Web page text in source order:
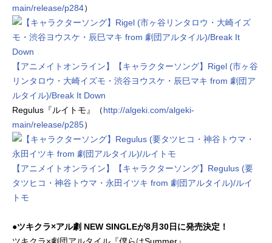
main/release/p284）
【アニメイトオンライン】【キャラクターソング】Rigel (市ヶ谷
リンタロウ・大崎イズモ・渋谷ヨウスケ・辰巳マキ from 劇団ア
ルタイル)/Break It Down
Regulus『ルイトモ』（http://algeki.com/algeki-
main/release/p285）
【アニメイトオンライン】【キャラクターソング】Regulus (要
タツヒコ・神谷トウマ・永田イツキ from 劇団アルタイル)/ルイ
トモ
●ツキクラ×アル劇 NEW SINGLEが8月30日に発売決定！